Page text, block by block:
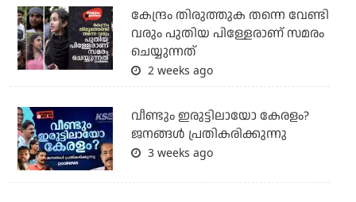
കേന്ദ്രം തിരുത്തുക തന്നെ വേണ്ടി
വരും പുതിയ പിള്ളേരാണ് സമരം
ചെയ്യുന്നത്
2 weeks ago
വീണ്ടും ഇരുട്ടിലായോ കേരളം?
ജനങ്ങൾ പ്രതികരിക്കുന്നു
3 weeks ago